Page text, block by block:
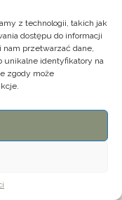
z technologii, takich jak
dostępu do informacji
przetwarzać dane,
unikalne identyfikatory na
zgody może